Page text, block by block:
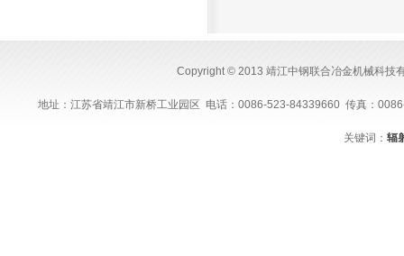
Copyright © 2013 靖江中钢联合冶金机械科技
地址：江苏省靖江市新桥工业园区 电话：0086-523-84339660 传真：
关键词：辐